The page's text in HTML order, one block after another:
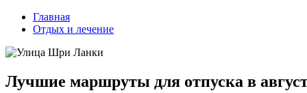
Главная
Отдых и лечение
Лучшие маршруты для отпуска в